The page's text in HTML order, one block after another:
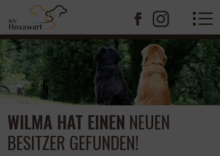
WILMA HAT EINEN NEUEN
BESITZER GEFUNDEN!